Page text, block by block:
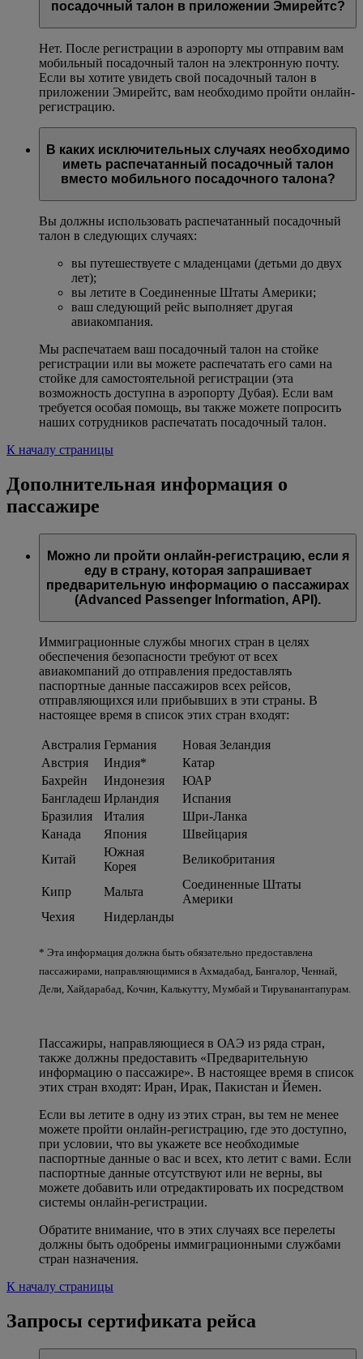
посадочный талон в приложении Эмирейтс?
Нет. После регистрации в аэропорту мы отправим вам
мобильный посадочный талон на электронную почту.
Если вы хотите увидеть свой посадочный талон в
приложении Эмирейтс, вам необходимо пройти онлайн-
регистрацию.
В каких исключительных случаях необходимо
иметь распечатанный посадочный талон
вместо мобильного посадочного талона?
Вы должны использовать распечатанный посадочный
талон в следующих случаях:
вы путешествуете с младенцами (детьми до двух
лет);
вы летите в Соединенные Штаты Америки;
ваш следующий рейс выполняет другая
авиакомпания.
Мы распечатаем ваш посадочный талон на стойке
регистрации или вы можете распечатать его сами на
стойке для самостоятельной регистрации (эта
возможность доступна в аэропорту Дубая). Если вам
требуется особая помощь, вы также можете попросить
наших сотрудников распечатать посадочный талон.
К началу страницы
Дополнительная информация о
пассажире
Можно ли пройти онлайн-регистрацию, если я
еду в страну, которая запрашивает
предварительную информацию о пассажирах
(Advanced Passenger Information, API).
Иммиграционные службы многих стран в целях
обеспечения безопасности требуют от всех
авиакомпаний до отправления предоставлять
паспортные данные пассажиров всех рейсов,
отправляющихся или прибывших в эти страны. В
настоящее время в список этих стран входят:
Австралия Германия
Новая Зеландия
Австрия
Индия*
Катар
Бахрейн
Индонезия
ЮАР
Бангладеш Ирландия
Испания
Бразилия
Италия
Шри-Ланка
Канада
Япония
Швейцария
Китай
Южная
Корея
Великобритания
Кипр Мальта
Соединенные Штаты
Америки
Чехия
Нидерланды
* Эта информация должна быть обязательно предоставлена
пассажирами, направляющимися в Ахмадабад, Бангалор, Ченнай,
Дели, Хайдарабад, Кочин, Калькутту, Мумбай и Тируванантапурам.
Пассажиры, направляющиеся в ОАЭ из ряда стран,
также должны предоставить «Предварительную
информацию о пассажире». В настоящее время в список
этих стран входят: Иран, Ирак, Пакистан и Йемен.
Если вы летите в одну из этих стран, вы тем не менее
можете пройти онлайн-регистрацию, где это доступно,
при условии, что вы укажете все необходимые
паспортные данные о вас и всех, кто летит с вами. Если
паспортные данные отсутствуют или не верны, вы
можете добавить или отредактировать их посредством
системы онлайн-регистрации.
Обратите внимание, что в этих случаях все перелеты
должны быть одобрены иммиграционными службами
стран назначения.
К началу страницы
Запросы сертификата рейса